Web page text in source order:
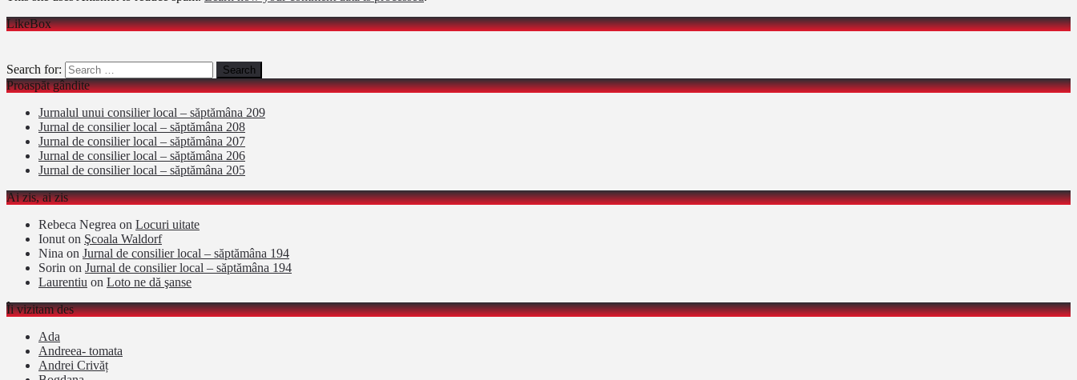
LikeBox
Search for:
Proaspăt gândite
Jurnalul unui consilier local – săptămâna 209
Jurnal de consilier local – săptămâna 208
Jurnal de consilier local – săptămâna 207
Jurnal de consilier local – săptămâna 206
Jurnal de consilier local – săptămâna 205
Ai zis, ai zis
Rebeca Negrea on Locuri uitate
Ionut on Şcoala Waldorf
Nina on Jurnal de consilier local – săptămâna 194
Sorin on Jurnal de consilier local – săptămâna 194
Laurentiu on Loto ne dă şanse
Îi vizitam des
Ada
Andreea- tomata
Andrei Crivăț